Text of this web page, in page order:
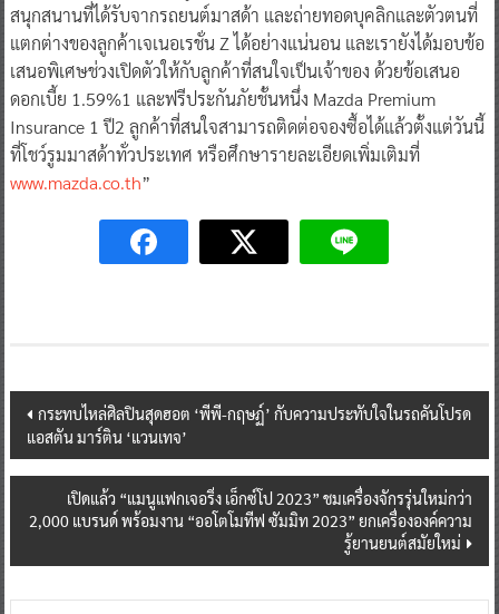
สนุกสนานที่ได้รับจากรถยนต์มาสด้า และถ่ายทอดบุคลิกและตัวตนที่
แตกต่างของลูกค้าเจเนอเรชั่น Z ได้อย่างแน่นอน และเรายังได้มอบข้อ
เสนอพิเศษช่วงเปิดตัวให้กับลูกค้าที่สนใจเป็นเจ้าของ ด้วยข้อเสนอ
ดอกเบี้ย 1.59%1 และฟรีประกันภัยชั้นหนึ่ง Mazda Premium
Insurance 1 ปี2 ลูกค้าที่สนใจสามารถติดต่อจองซื้อได้แล้วตั้งแต่วันนี้
ที่โชว์รูมมาสด้าทั่วประเทศ หรือศึกษารายละเอียดเพิ่มเติมที่
www.mazda.co.th”
Post
navigation
กระทบไหล่ศิลปินสุดฮอต ‘พีพี-กฤษฏ์’ กับความประทับใจในรถคันโปรด
แอสตัน มาร์ติน ‘แวนเทจ’
เปิดแล้ว “แมนูแฟกเจอริ่ง เอ็กซ์โป 2023” ชมเครื่องจักรรุ่นใหม่กว่า
2,000 แบรนด์ พร้อมงาน “ออโตโมทีฟ ซัมมิท 2023” ยกเครื่ององค์ความ
รู้ยานยนต์สมัยใหม่